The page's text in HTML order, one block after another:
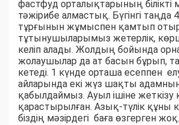
фастфуд орталықтарының
тәжірибе алмастық. Бүгінгі таңда
тұрғынын жұмыспен қамтып
тұтынушыларымыз жетерлік,
келіп алады. Жолдың бойында
жолаушылар да ат басын бұрып,
кетеді. 1 күнде орташа есеппен
айларында екі жүз шақты
қабылдаймыз. Ауыл ішіне жеткізу
қарастырылған. Азық-түлік құны
біздің мәзірдегі баға өзгерген жоқ.